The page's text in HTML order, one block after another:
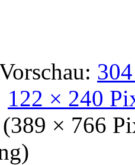
122 × 240
(389 × 766
)